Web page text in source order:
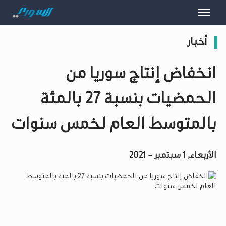
أخبار
انخفاض إنتاج سوريا من
الحمضيات بنسبة 27 بالمئة
بالمتوسط العام لخمس سنوات
الأربعاء, 1 سبتمبر - 2021